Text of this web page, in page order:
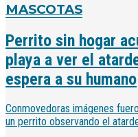
MASCOTAS
Perrito sin hogar
playa a ver el
espera a su humano
Conmovedoras imágenes
un perrito observando el